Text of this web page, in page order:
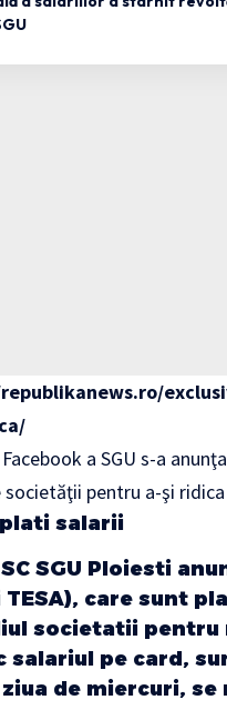
a SGU s-a
pentru a-şi
salarii
SGU Ploiesti
TESA), care sunt
societatii
salariul pe card,
de miercuri,